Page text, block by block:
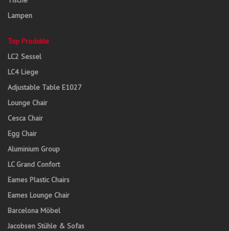
Lampen
Top Produkte
LC2 Sessel
LC4 Liege
Adjustable Table E1027
Lounge Chair
Cesca Chair
Egg Chair
Aluminium Group
LC Grand Confort
Eames Plastic Chairs
Eames Lounge Chair
Barcelona Möbel
Jacobsen Stühle & Sofas